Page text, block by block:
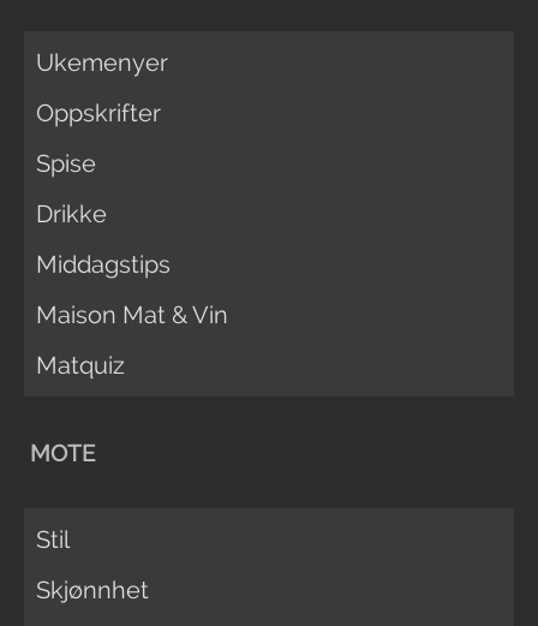
Ukemenyer
Oppskrifter
Spise
Drikke
Middagstips
Maison Mat & Vin
Matquiz
MOTE
Stil
Skjønnhet